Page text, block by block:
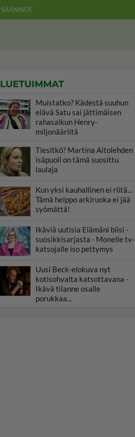
SÄÄNNÖT
LUETUIMMAT
Muistatko? Kädestä suuhun
elävä Satu sai jättimäisen
rahasalkun Henry-
miljonääriltä
Tiesitkö? Martina Aitolehden
isäpuoli on tämä suosittu
laulaja
Kun yksi kauhallinen ei riitä...
Tämä helppo arkiruoka ei jää
syömättä!
Ikäviä uutisia Elämäni biisi -
suosikkisarjasta - Monelle tv-
katsojalle iso pettymys
Uusi Beck-elokuva nyt
kotisohvalta katsottavana -
Ikävä tilanne osalle
porukkaa...